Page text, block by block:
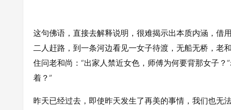
这句佛语，直接去解释说明，很难揭示出本质内涵，借
二人赶路，到一条河边看见一女子待渡，无船无桥，老
住问老和尚：“出家人禁近女色，师傅为何要背那女子
着？”
昨天已经过去，即使昨天发生了再美的事情，我们也无